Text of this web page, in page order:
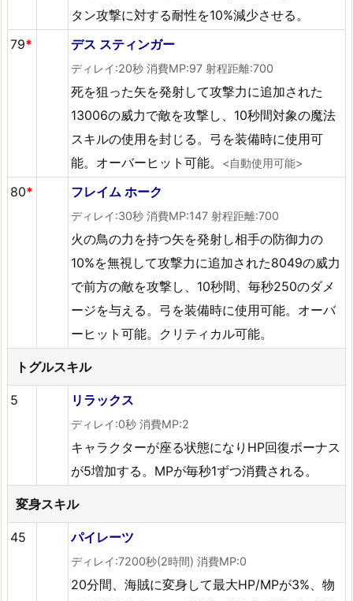
タン攻撃に対する耐性を10%減少させる。
79* デス スティンガー
ディレイ:20秒 消費MP:97 射程距離:700
死を狙った矢を発射して攻撃力に追加された
13006の威力で敵を攻撃し、10秒間対象の魔法
スキルの使用を封じる。弓を装備時に使用可
能。オーバーヒット可能。
<自動使用可能>
80* フレイム ホーク
ディレイ:30秒 消費MP:147 射程距離:700
火の鳥の力を持つ矢を発射し相手の防御力の
10%を無視して攻撃力に追加された8049の威力
で前方の敵を攻撃し、10秒間、毎秒250のダメ
ージを与える。弓を装備時に使用可能。オーバ
ーヒット可能。クリティカル可能。
トグルスキル
5 リラックス
ディレイ:0秒 消費MP:2
キャラクターが座る状態になりHP回復ボーナス
が5増加する。MPが毎秒1ずつ消費される。
変身スキル
45 パイレーツ
ディレイ:7200秒(2時間) 消費MP:0
20分間、海賊に変身して最大HP/MPが3%、物